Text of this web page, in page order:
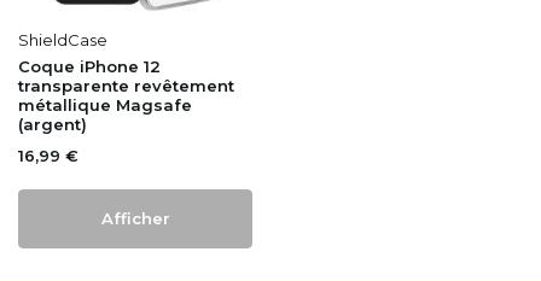
ShieldCase
Coque iPhone 12
transparente revêtement
métallique Magsafe
(argent)
16,99 €
Afficher